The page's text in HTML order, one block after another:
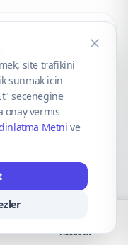
saklıdır.
site trafikini
sunmak icin
secenegine
onay vermis
Metni ve
Hesabım